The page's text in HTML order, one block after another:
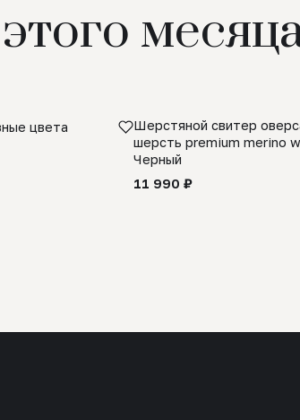
цвета
Шерстяной свитер
шерсть premium merino
Черный
11 990 ₽